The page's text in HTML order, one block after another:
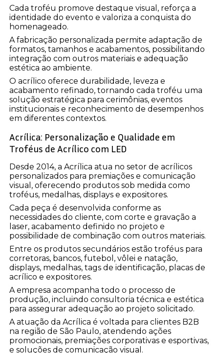
Cada troféu promove destaque visual, reforça a
identidade do evento e valoriza a conquista do
homenageado.
A fabricação personalizada permite adaptação de
formatos, tamanhos e acabamentos, possibilitando
integração com outros materiais e adequação
estética ao ambiente.
O acrílico oferece durabilidade, leveza e
acabamento refinado, tornando cada troféu uma
solução estratégica para cerimônias, eventos
institucionais e reconhecimento de desempenhos
em diferentes contextos.
Acrílica: Personalização e Qualidade em
Troféus de Acrílico com LED
Desde 2014, a Acrílica atua no setor de acrílicos
personalizados para premiações e comunicação
visual, oferecendo produtos sob medida como
troféus, medalhas, displays e expositores.
Cada peça é desenvolvida conforme as
necessidades do cliente, com corte e gravação a
laser, acabamento definido no projeto e
possibilidade de combinação com outros materiais.
Entre os produtos secundários estão troféus para
corretoras, bancos, futebol, vôlei e natação,
displays, medalhas, tags de identificação, placas de
acrílico e expositores.
A empresa acompanha todo o processo de
produção, incluindo consultoria técnica e estética
para assegurar adequação ao projeto solicitado.
A atuação da Acrílica é voltada para clientes B2B
na região de São Paulo, atendendo ações
promocionais, premiações corporativas e esportivas,
e soluções de comunicação visual.